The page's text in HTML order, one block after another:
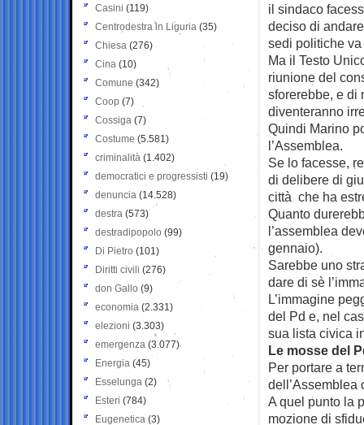
il sindaco
deciso di
sedi politiche va
Ma il Testo
riunione del
sforerebbe, e di
diventeranno
Quindi Marino
l’Assemblea.
Se lo facesse,
di delibere di
città che ha
Quanto
l’assemblea
gennaio).
Sarebbe uno
dare di sè
L’immagine
del Pd e, nel
sua lista civica
Le mosse del
Per portare a
dell’Assemblea
A quel punto la
mozione di
Casini (119)
Centrodestra in Liguria (35)
Chiesa (276)
Cina (10)
Comune (342)
Coop (7)
Cossiga (7)
Costume (5.581)
criminalità (1.402)
democratici e progressisti (19)
denuncia (14.528)
destra (573)
destradipopolo (99)
Di Pietro (101)
Diritti civili (276)
don Gallo (9)
economia (2.331)
elezioni (3.303)
emergenza (3.077)
Energia (45)
Esselunga (2)
Esteri (784)
Eugenetica (3)